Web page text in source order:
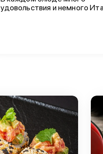
удовольствия и немного